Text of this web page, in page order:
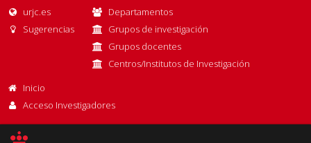
urjc.es
Sugerencias
Departamentos
Grupos de investigación
Grupos docentes
Centros/Institutos de Investigación
Inicio
Acceso Investigadores